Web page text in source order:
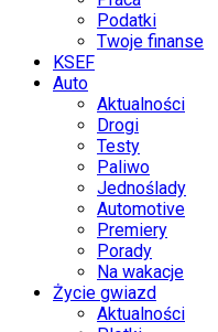
Podatki
Twoje finanse
KSEF
Auto
Aktualności
Drogi
Testy
Paliwo
Jednoślady
Automotive
Premiery
Porady
Na wakacje
Życie gwiazd
Aktualności